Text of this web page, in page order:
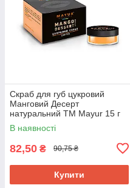
Скраб для губ цукровий
Манговий Десерт
натуральний ТМ Mayur 15 г
В наявності
82,50 ₴ 90,75 ₴
Купити